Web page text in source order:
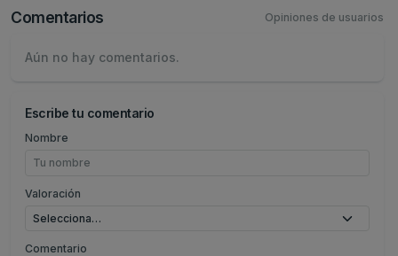
Comentarios Opiniones de usuarios
Aún no hay comentarios.
Escribe tu comentario
Nombre
Valoración
Comentario